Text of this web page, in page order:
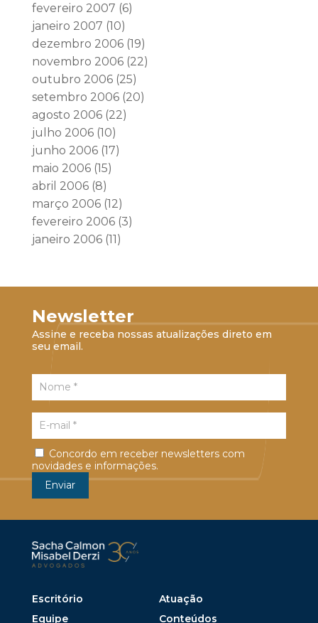
fevereiro 2007 (6)
janeiro 2007 (10)
dezembro 2006(19)
novembro 2006(22)
outubro 2006(25)
setembro 2006(20)
agosto 2006(22)
julho 2006(10)
junho 2006(17)
maio 2006(15)
abril 2006(8)
março 2006(12)
fevereiro 2006(3)
janeiro 2006(11)
Newsletter
Assine e receba nossas atualizações direto em
seu email.
Concordo em receber newsletters com
novidades e informações.
Escritório
Atuação
Equipe
Conteúdos